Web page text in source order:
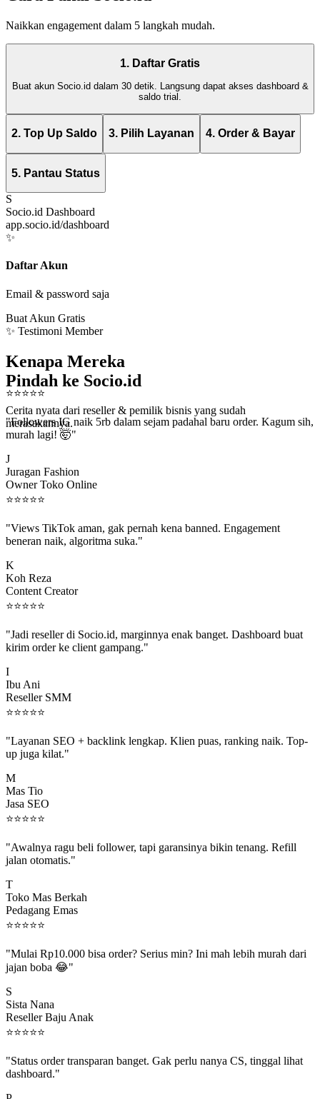
Naikkan engagement dalam 5 langkah mudah.
1. Daftar Gratis
Buat akun Socio.id dalam 30 detik. Langsung dapat akses dashboard &
saldo trial.
2. Top Up Saldo 3. Pilih Layanan 4. Order & Bayar
5. Pantau Status
S
Socio.id Dashboard
app.socio.id/dashboard
✨
Daftar Akun
Email & password saja
Buat Akun Gratis
✨ Testimoni Member
Kenapa Mereka
Pindah ke Socio.id
Cerita nyata dari reseller & pemilik bisnis yang sudah
merasakannya.
⭐⭐⭐⭐⭐
"Followers IG naik 5rb dalam sejam padahal baru order. Kagum sih,
murah lagi! 🤯"
Juragan Fashion
Owner Toko Online
⭐⭐⭐⭐ ⭐
beneran naik, algoritma suka."
Koh Reza
Content Creator
⭐⭐⭐⭐⭐
kirim order ke client gampang."
Ibu Ani
Reseller SMM
⭐⭐⭐⭐⭐
up juga kilat."
Mas Tio
Jasa SEO
⭐⭐⭐⭐⭐
jalan otomatis."
Toko Mas Berkah
Pedagang Emas
⭐⭐⭐⭐⭐
jajan boba 😂"
Sista Nana
Reseller Baju Anak
⭐⭐⭐⭐⭐
dashboard."